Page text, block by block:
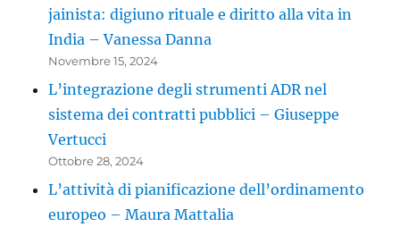
jainista: digiuno rituale e diritto alla vita in
India – Vanessa Danna
Novembre 15, 2024
L’integrazione degli strumenti ADR nel
sistema dei contratti pubblici – Giuseppe
Vertucci
Ottobre 28, 2024
L’attività di pianificazione dell’ordinamento
europeo – Maura Mattalia